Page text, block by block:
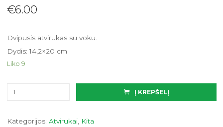
€6.00
Dvipusis atvirukas su voku.
Dydis: 14,2×20 cm
Liko 9
produkto
Į KREPŠELĮ
Kategorijos: Atvirukai, Kita